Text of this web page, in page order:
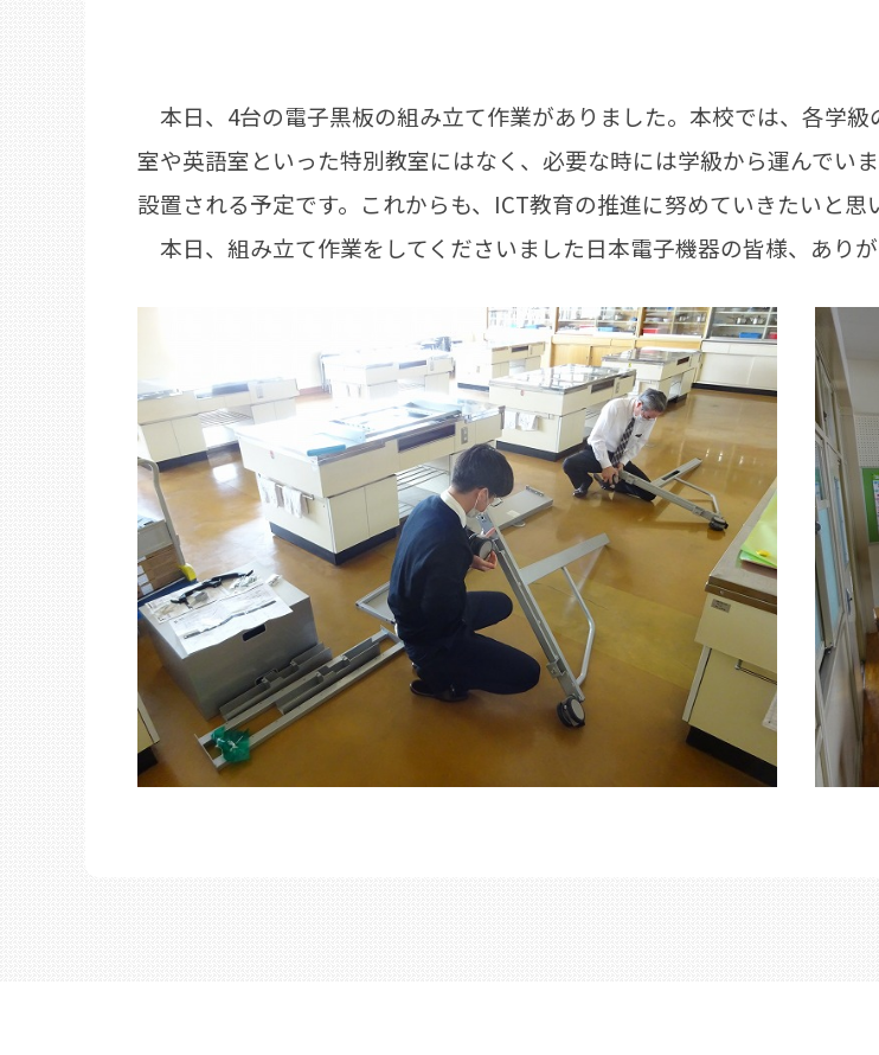
本日、4台の電子黒板の組み立て作業がありました。本校では、各学
室や英語室といった特別教室にはなく、必要な時には学級から運んでい
設置される予定です。これからも、ICT教育の推進に努めていきたいと思
本日、組み立て作業をしてくださいました日本電子機器の皆様、ありが